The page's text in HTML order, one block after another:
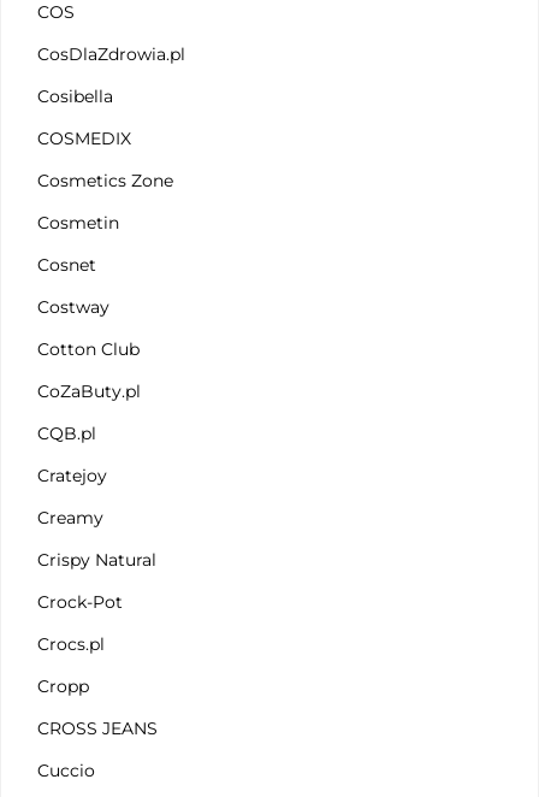
COS
CosDlaZdrowia.pl
Cosibella
COSMEDIX
Cosmetics Zone
Cosmetin
Cosnet
Costway
Cotton Club
CoZaButy.pl
CQB.pl
Cratejoy
Creamy
Crispy Natural
Crock-Pot
Crocs.pl
Cropp
CROSS JEANS
Cuccio